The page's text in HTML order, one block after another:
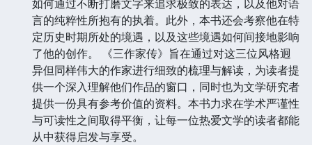
如何通过不断打磨文字来追求极致的表达，以及他对语
言的纯粹性所抱有的执着。此外，本书还会考察他在特
定历史时期所处的境遇，以及这些境遇如何间接地影响
了他的创作。 《三作家传》旨在通过对这三位风格迥
异但同样伟大的作家进行细致的梳理与解读，为读者提
供一个深入理解他们作品的窗口，同时也为文学研究者
提供一份具有参考价值的资料。本书力求在学术严谨性
与可读性之间取得平衡，让每一位热爱文学的读者都能
从中获得启发与享受。